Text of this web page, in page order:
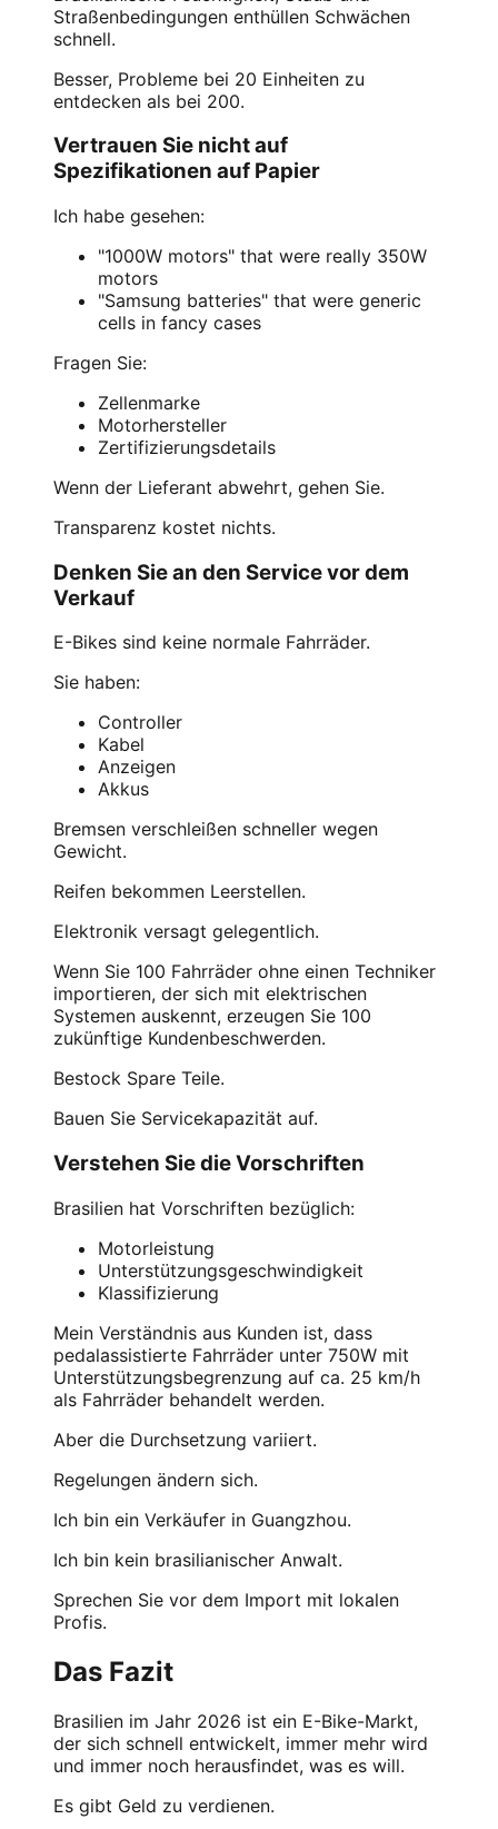
Straßenbedingungen enthüllen Schwächen
schnell.
Besser, Probleme bei 20 Einheiten zu
entdecken als bei 200.
Vertrauen Sie nicht auf
Spezifikationen auf Papier
Ich habe gesehen:
"1000W motors" that were really 350W
motors
"Samsung batteries" that were generic
cells in fancy cases
Fragen Sie:
Zellenmarke
Motorhersteller
Zertifizierungsdetails
Wenn der Lieferant abwehrt, gehen Sie.
Transparenz kostet nichts.
Denken Sie an den Service vor dem
Verkauf
E-Bikes sind keine normale Fahrräder.
Sie haben:
Controller
Kabel
Anzeigen
Akkus
Bremsen verschleißen schneller wegen
Gewicht.
Reifen bekommen Leerstellen.
Elektronik versagt gelegentlich.
Wenn Sie 100 Fahrräder ohne einen Techniker
importieren, der sich mit elektrischen
Systemen auskennt, erzeugen Sie 100
zukünftige Kundenbeschwerden.
Bestock Spare Teile.
Bauen Sie Servicekapazität auf.
Verstehen Sie die Vorschriften
Brasilien hat Vorschriften bezüglich:
Motorleistung
Unterstützungsgeschwindigkeit
Klassifizierung
Mein Verständnis aus Kunden ist, dass
pedalassistierte Fahrräder unter 750W mit
Unterstützungsbegrenzung auf ca. 25 km/h
als Fahrräder behandelt werden.
Aber die Durchsetzung variiert.
Regelungen ändern sich.
Ich bin ein Verkäufer in Guangzhou.
Ich bin kein brasilianischer Anwalt.
Sprechen Sie vor dem Import mit lokalen
Profis.
Das Fazit
Brasilien im Jahr 2026 ist ein E-Bike-Markt,
der sich schnell entwickelt, immer mehr wird
und immer noch herausfindet, was es will.
Es gibt Geld zu verdienen.